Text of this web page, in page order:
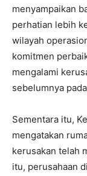
menyampaikan
perhatian lebih
wilayah
komitmen
mengalami
sebelumnya
Sementara itu,
mengatakan
kerusakan telah
itu, perusahaan